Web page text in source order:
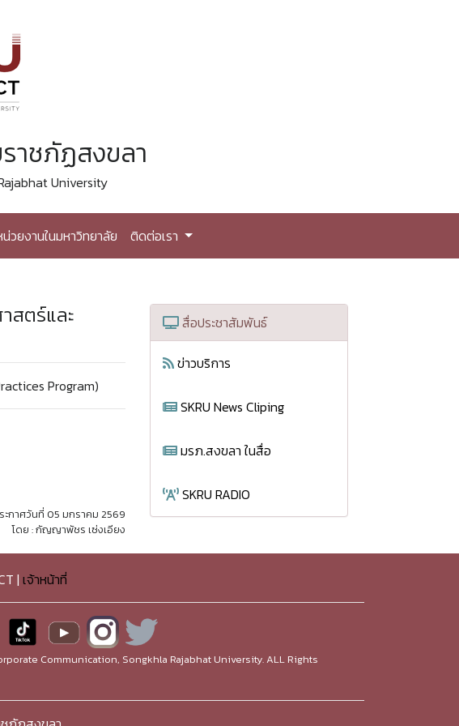
าชภัฏสงขลา
University
วยงานในมหาวิทยาลัย ติดต่อเรา
สตร์และ
Program)
ะกาศวันที่ 05 มกราคม 2569
โดย : กัญญาพัชร เซ่งเอียง
สื่อประชาสัมพันธ์
ข่าวบริการ
SKRU News Cliping
มรภ.สงขลา ในสื่อ
SKRU RADIO
| เจ้าหน้าที่
Communication, Songkhla Rajabhat University. ALL Rights